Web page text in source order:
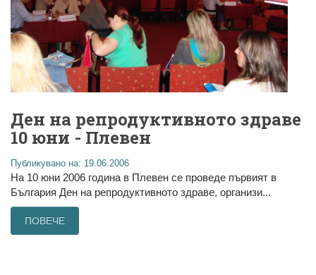
Ден на репродуктивното здраве
10 юни - Плевен
Публикувано на: 19.06.2006
На 10 юни 2006 година в Плевен се проведе първият в
България Ден на репродуктивното здраве, организи...
ПОВЕЧЕ